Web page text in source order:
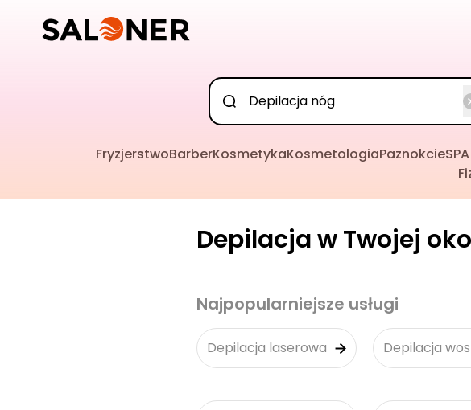
FryzjerstwoBarberKosmetykaKosmetologiaPaznokcie
Depilacja w Twojej
Najpopularniejsze usługi
Depilacja laserowa Depilacja